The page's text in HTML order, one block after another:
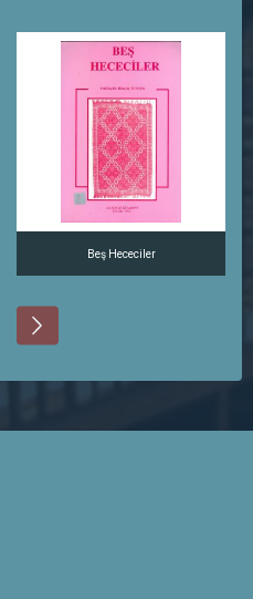
Beş Hececiler